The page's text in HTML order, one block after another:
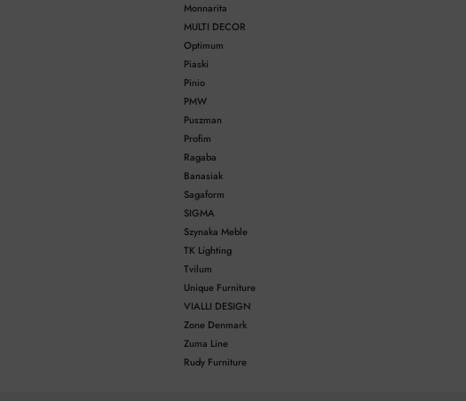
Monnarita
MULTI DECOR
Optimum
Piaski
Pinio
PMW
Puszman
Profim
Ragaba
Banasiak
Sagaform
SIGMA
Szynaka Meble
TK Lighting
Tvilum
Unique Furniture
VIALLI DESIGN
Zone Denmark
Zuma Line
Rudy Furniture